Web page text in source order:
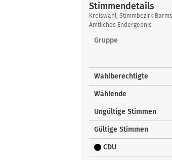
Stimmendetails
Stimmendetails
Kreiswahl, Stimmbezirk
Amtliches Endergebnis
Gruppe
Wahlberechtigte
Wählende
Ungültige Stimmen
Gültige Stimmen
CDU